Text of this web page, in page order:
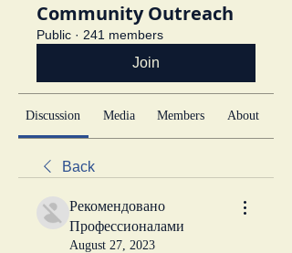
Community Outreach
Public · 241 members
Join
Discussion Media Members About
Back
Рекомендовано
Профессионалами
August 27, 2023